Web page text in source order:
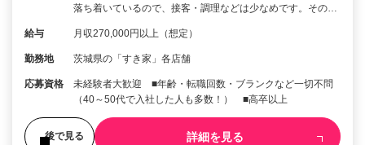
落ち着いているので、接客・調理などは少なめです。その…
給与 月収270,000円以上（想定）
勤務地 茨城県の「すき家」各店舗
応募資格
未経験者大歓迎 ■年齢・転職回数・ブランクなど一切不問
（40～50代で入社した人も多数！） ■高卒以上
後で見る 詳細を見る